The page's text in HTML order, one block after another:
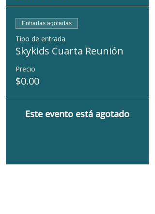
Entradas agotadas
Tipo de entrada
Skykids Cuarta Reunión
Precio
$0.00
Este evento está agotado